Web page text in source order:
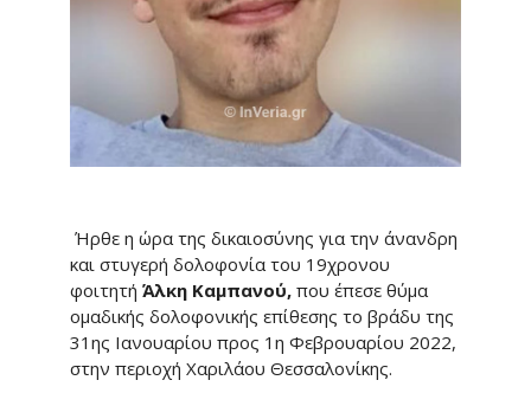
Ήρθε η ώρα της δικαιοσύνης για την άνανδρη
και στυγερή δολοφονία του 19χρονου
φοιτητή Άλκη Καμπανού,που έπεσε θύμα
ομαδικής δολοφονικής επίθεσης το βράδυ της
31ης Ιανουαρίου προς 1η Φεβρουαρίου 2022,
στην περιοχή Χαριλάου Θεσσαλονίκης.